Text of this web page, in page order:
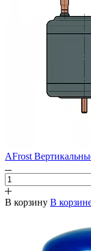
AFrost
В корзину В